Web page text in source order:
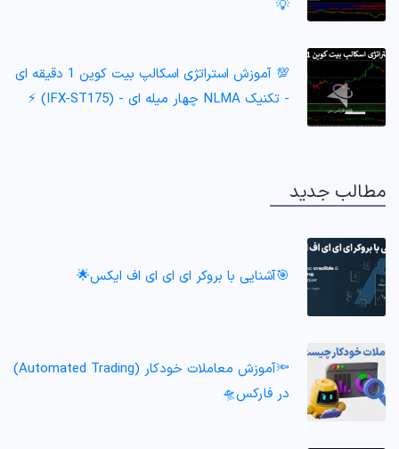
💡
💯 آموزش استراتژی اسکالپ بیت کوین 1 دقیقه ای
- تکنیک NLMA چهار میله ای - (IFX-ST175) ⚡️
مطالب جدید
🎯آشنایی با بروکر ای ای ای اف ایکس🌟
🔦آموزش معاملات خودکار (Automated Trading)
در فارکس🛸